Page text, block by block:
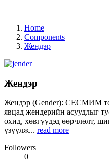
Home
Components
Жендэр
Жендэр
Жендэр (Gender): СЕСМИМ
явцад жендерийн асуудлыг
охид, хөвгүүдэд өөрчлөлт,
үзүүлж... read more
Followers
0